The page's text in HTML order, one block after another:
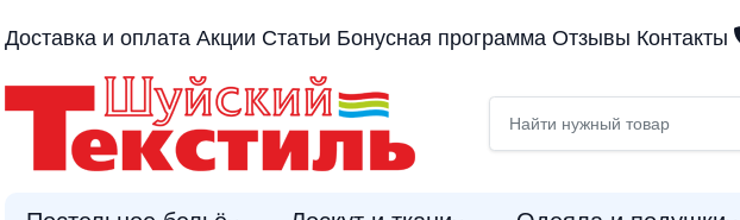
Доставка и оплата Акции Статьи Бонусная программа Отзывы Контакты